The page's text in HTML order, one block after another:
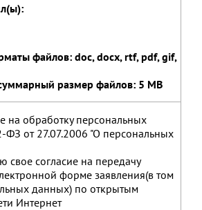
файлов: doc, docx, rtf, pdf, gif,
размер файлов: 5 MB
на обработку персональных
ФЗ от 27.07.2006 "О персональных
свое согласие на передачу
форме заявления(в том
данных) по открытым
Интернет